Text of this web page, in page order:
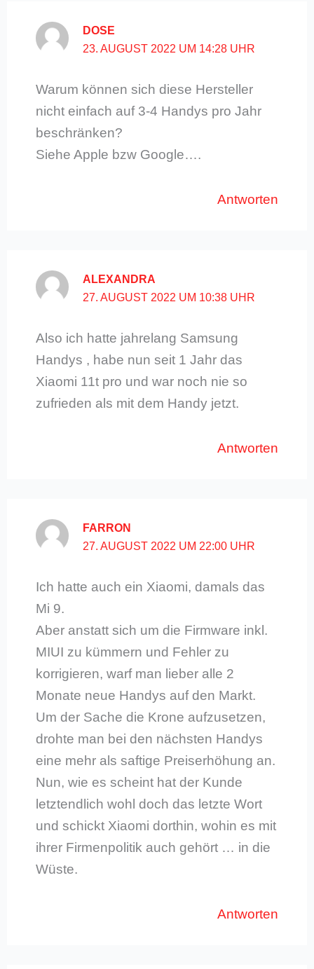
DOSE
23. AUGUST 2022 UM 14:28 UHR
Warum können sich diese Hersteller
nicht einfach auf 3-4 Handys pro Jahr
beschränken?
Siehe Apple bzw Google….
Antworten
ALEXANDRA
27. AUGUST 2022 UM 10:38 UHR
Also ich hatte jahrelang Samsung
Handys , habe nun seit 1 Jahr das
Xiaomi 11t pro und war noch nie so
zufrieden als mit dem Handy jetzt.
Antworten
FARRON
27. AUGUST 2022 UM 22:00 UHR
Ich hatte auch ein Xiaomi, damals das
Mi 9.
Aber anstatt sich um die Firmware inkl.
MIUI zu kümmern und Fehler zu
korrigieren, warf man lieber alle 2
Monate neue Handys auf den Markt.
Um der Sache die Krone aufzusetzen,
drohte man bei den nächsten Handys
eine mehr als saftige Preiserhöhung an.
Nun, wie es scheint hat der Kunde
letztendlich wohl doch das letzte Wort
und schickt Xiaomi dorthin, wohin es mit
ihrer Firmenpolitik auch gehört … in die
Wüste.
Antworten